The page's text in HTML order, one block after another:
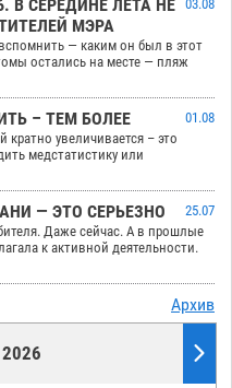
В СЕРЕДИНЕ ЛЕТА НЕ
МЭРА
03.08
— каким он был в этот
остались на месте — пляж
– ТЕМ БОЛЕЕ
01.08
увеличивается – это
медстатистику или
— ЭТО СЕРЬЕЗНО
25.07
Даже сейчас. А в прошлые
к активной деятельности.
Архив